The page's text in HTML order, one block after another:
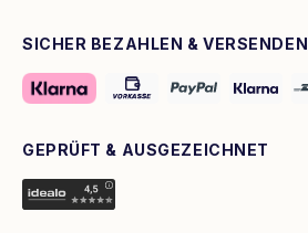
SICHER BEZAHLEN & VERSENDEN
GEPRÜFT & AUSGEZEICHNET